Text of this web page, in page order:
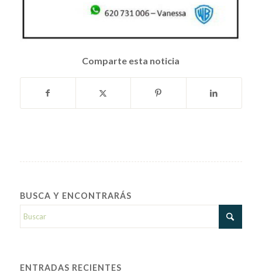
Comparte esta noticia
BUSCA Y ENCONTRARÁS
ENTRADAS RECIENTES